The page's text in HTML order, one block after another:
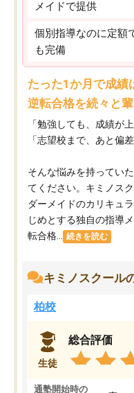
メイドで提供
個別指導なのに定額
も完備
たった1か月で成績
逆転合格を続々と
「勉強しても、成績が
「志望校まで、あと偏
そんな悩みを持ってい
てください。キミノス
ダーメイドのカリキュ
じめとする独自の指導
転合格...
続きを読む
キミノスクール
柏校
生徒
総合評価
通塾開始時の